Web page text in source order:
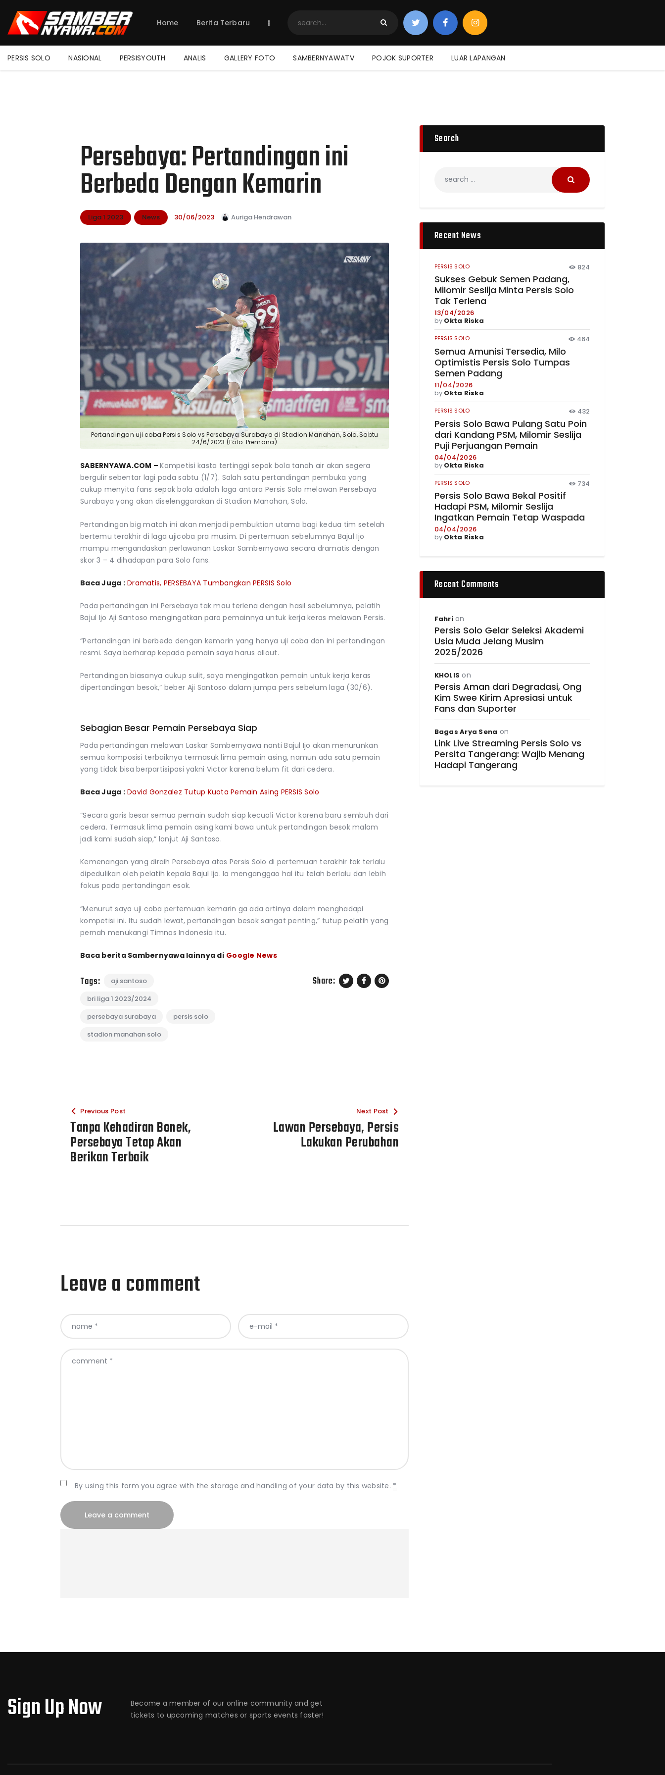
Home Berita Terbaru
PERSIS SOLO NASIONAL PERSISYOUTH ANALIS GALLERY FOTO SAMBERNYAWATV POJOK SUPORTER LUAR LAPANGAN
Berita Terbaru
Jadwal & Hasil
Klasemen
Persebaya: Pertandingan ini
Berbeda Dengan Kemarin
Liga 1 2023 News 30/06/2023 Auriga Hendrawan
Pertandingan uji coba Persis Solo vs Persebaya Surabaya di Stadion Manahan, Solo, Sabtu
24/6/2023 (Foto: Premana)
SABERNYAWA.COM –Kompetisi kasta tertinggi sepak bola tanah air akan segera
bergulir sebentar lagi pada sabtu (1/7). Salah satu pertandingan pembuka yang
cukup menyita fans sepak bola adalah laga antara Persis Solo melawan Persebaya
Surabaya yang akan diselenggarakan di Stadion Manahan, Solo.
Pertandingan big match ini akan menjadi pembuktian utama bagi kedua tim setelah
bertemu terakhir di laga ujicoba pra musim. Di pertemuan sebelumnya Bajul Ijo
mampu mengandaskan perlawanan Laskar Sambernyawa secara dramatis dengan
skor 3 – 4 dihadapan para Solo fans.
Baca Juga : Dramatis, PERSEBAYA Tumbangkan PERSIS Solo
Pada pertandingan ini Persebaya tak mau terlena dengan hasil sebelumnya, pelatih
Bajul Ijo Aji Santoso mengingatkan para pemainnya untuk kerja keras melawan Persis.
“Pertandingan ini berbeda dengan kemarin yang hanya uji coba dan ini pertandingan
resmi. Saya berharap kepada pemain saya harus allout.
Pertandingan biasanya cukup sulit, saya mengingatkan pemain untuk kerja keras
dipertandingan besok,” beber Aji Santoso dalam jumpa pers sebelum laga (30/6).
Sebagian Besar Pemain Persebaya Siap
Pada pertandingan melawan Laskar Sambernyawa nanti Bajul Ijo akan menurunkan
semua komposisi terbaiknya termasuk lima pemain asing, namun ada satu pemain
yang tidak bisa berpartisipasi yakni Victor karena belum fit dari cedera.
Baca Juga : David Gonzalez Tutup Kuota Pemain Asing PERSIS Solo
“Secara garis besar semua pemain sudah siap kecuali Victor karena baru sembuh dari
cedera. Termasuk lima pemain asing kami bawa untuk pertandingan besok malam
jadi kami sudah siap,” lanjut Aji Santoso.
Kemenangan yang diraih Persebaya atas Persis Solo di pertemuan terakhir tak terlalu
dipedulikan oleh pelatih kepala Bajul Ijo. Ia menganggao hal itu telah berlalu dan lebih
fokus pada pertandingan esok.
“Menurut saya uji coba pertemuan kemarin ga ada artinya dalam menghadapi
kompetisi ini. Itu sudah lewat, pertandingan besok sangat penting,” tutup pelatih yang
pernah menukangi Timnas Indonesia itu.
Baca berita Sambernyawa lainnya di Google News
Tags:
aji santoso
bri liga 1 2023/2024
persebaya surabaya
persis solo
stadion manahan solo
Share:
Previous Post
Tanpa Kehadiran Bonek,
Persebaya Tetap Akan
Berikan Terbaik
Next Post
Lawan Persebaya, Persis
Lakukan Perubahan
Leave a comment
By using this form you agree with the storage and handling of your data by this website.*
Search
Recent News
PERSIS SOLO 824
Sukses Gebuk Semen Padang,
Milomir Seslija Minta Persis Solo
Tak Terlena
13/04/2026
by Okta Riska
PERSIS SOLO 464
Semua Amunisi Tersedia, Milo
Optimistis Persis Solo Tumpas
Semen Padang
11/04/2026
by Okta Riska
PERSIS SOLO 432
Persis Solo Bawa Pulang Satu Poin
dari Kandang PSM, Milomir Seslija
Puji Perjuangan Pemain
04/04/2026
by Okta Riska
PERSIS SOLO 734
Persis Solo Bawa Bekal Positif
Hadapi PSM, Milomir Seslija
Ingatkan Pemain Tetap Waspada
04/04/2026
by Okta Riska
Recent Comments
Fahrion
Persis Solo Gelar Seleksi Akademi
Usia Muda Jelang Musim
2025/2026
KHOLIS on
Persis Aman dari Degradasi, Ong
Kim Swee Kirim Apresiasi untuk
Fans dan Suporter
Bagas Arya Sena on
Link Live Streaming Persis Solo vs
Persita Tangerang: Wajib Menang
Hadapi Tangerang
Sign Up Now
Become a member of our online community and get
tickets to upcoming matches or sports events faster!